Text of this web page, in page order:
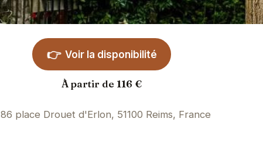
👉 Voir la disponibilité
À partir de 116 €
86 place Drouet d'Erlon, 51100 Reims, France